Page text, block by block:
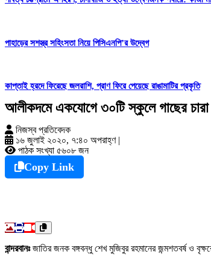
পাহাড়ের সশস্ত্র সহিংসতা নিয়ে পিসিএনপি’র উদ্বেগ
কাপ্তাই হ্রদে ফিরেছে জলরাশি, প্রাণ ফিরে পেয়েছে রাঙামাটির প্রকৃতি
আলীকদমে একযোগে ৩০টি স্কুলে গাছের চারা
নিজস্ব প্রতিবেদক
১৬ জুলাই ২০২০, ৭:৪০ অপরাহ্ণ |
পাঠক সংখ্যা ৫৬০৮ জন
Copy Link
বান্দরবানঃজাতির জনক বঙ্গবন্ধু শেখ মুজিবুর রহমানের জন্মশতবর্ষ ও